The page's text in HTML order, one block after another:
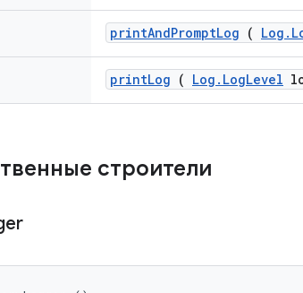
printAndPromptLog ( Log .
printLog ( Log . LogLevel
строители